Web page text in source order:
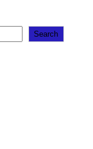
Search